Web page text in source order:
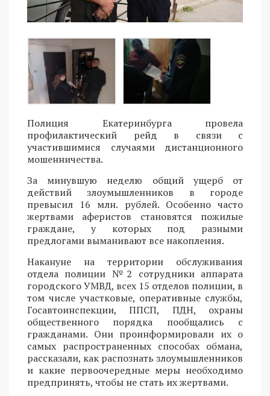
Полиция Екатеринбурга провела
профилактический рейд в связи с
участившимися случаями дистанционного
мошенничества.
За минувшую неделю общий ущерб от
действий злоумышленников в городе
превысил 16 млн. рублей. Особенно часто
жертвами аферистов становятся пожилые
граждане, у которых под разными
предлогами выманивают все накопления.
Накануне на территории обслуживания
отдела полиции №2 сотрудники аппарата
городского УМВД, всех 15 отделов полиции, в
том числе участковые, оперативные службы,
Госавтоинспекции, ППСП, ПДН, охраны
общественного порядка пообщались с
гражданами. Они проинформировали их о
самых распространенных способах обмана,
рассказали, как распознать злоумышленников
и какие первоочередные меры необходимо
предпринять, чтобы не стать их жертвами.